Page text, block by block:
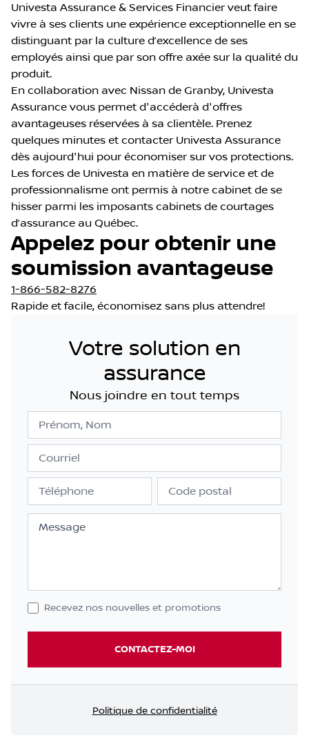
Univesta Assurance & Services Financier veut faire
vivre à ses clients une expérience exceptionnelle en se
distinguant par la culture d’excellence de ses
employés ainsi que par son offre axée sur la qualité du
produit.
En collaboration avec Nissan de Granby, Univesta
Assurance vous permet d'accéderà d'offres
avantageuses réservées à sa clientèle. Prenez
quelques minutes et contacter Univesta Assurance
dès aujourd'hui pour économiser sur vos protections.
Les forces de Univesta en matière de service et de
professionnalisme ont permis à notre cabinet de se
hisser parmi les imposants cabinets de courtages
d’assurance au Québec.
Appelez pour obtenir une
soumission avantageuse
1-866-582-8276
Rapide et facile, économisez sans plus attendre!
Votre solution en
assurance
Nous joindre en tout temps
Prénom, Nom
Courriel
Téléphone Code postal
Message
Recevez nos nouvelles et promotions
CONTACTEZ-MOI
Politique de confidentialité